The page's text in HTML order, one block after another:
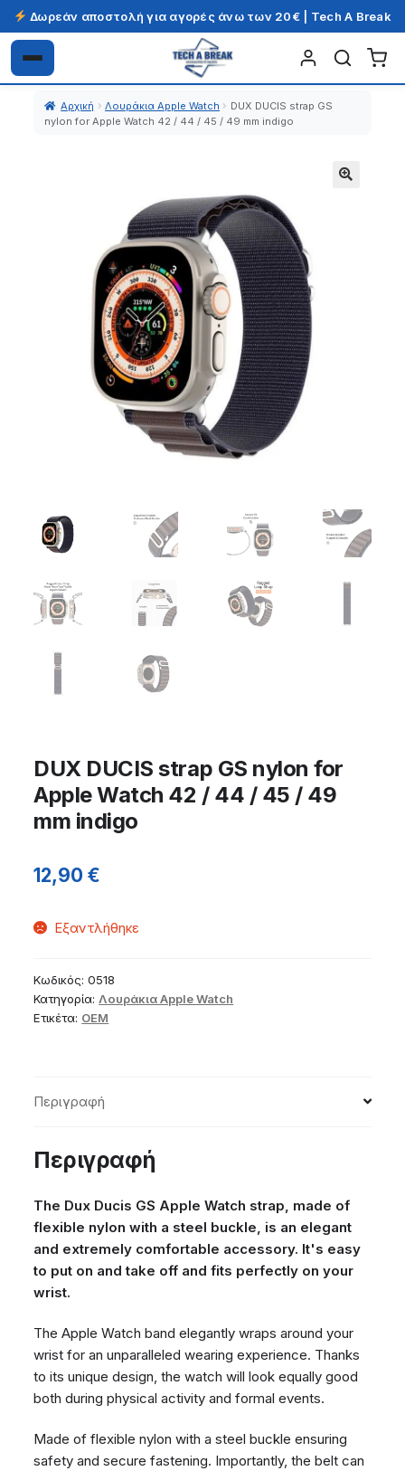
Δωρεάν αποστολή για αγορές άνω των 20€ | Tech A Break
Απευθείας
μετάβαση
πλοήγηση
Μετάβαση
σε
περιεχόμενο
Αρχική Λουράκια Apple Watch
DUX DUCIS strap GS
nylon for Apple Watch 42 / 44 / 45 / 49 mm indigo
DUX DUCIS strap GS nylon for
Apple Watch 42 / 44 / 45 / 49
mm indigo
12,90€
Εξαντλήθηκε
Κωδικός:0518
Κατηγορία: Λουράκια Apple Watch
Ετικέτα: OEM
Περιγραφή
Περιγραφή
The Dux Ducis GS Apple Watch strap, made of
flexible nylon with a steel buckle, is an elegant
and extremely comfortable accessory. It's easy
to put on and take off and fits perfectly on your
wrist.
The Apple Watch band elegantly wraps around your
wrist for an unparalleled wearing experience. Thanks
to its unique design, the watch will look equally good
both during physical activity and formal events.
Made of flexible nylon with a steel buckle ensuring
safety and secure fastening. Importantly, the belt can